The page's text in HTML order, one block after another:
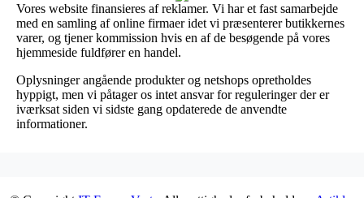
Vores website finansieres af reklamer. Vi har et fast samarbejde
med en samling af online firmaer idet vi præsenterer butikkernes
varer, og tjener kommission hvis en af de besøgende på vores
hjemmeside fuldfører en handel.
Oplysninger angående produkter og netshops opretholdes
hyppigt, men vi påtager os intet ansvar for reguleringer der er
iværksat siden vi sidste gang opdaterede de anvendte
informationer.